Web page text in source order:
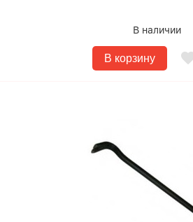
В наличии
В корзину